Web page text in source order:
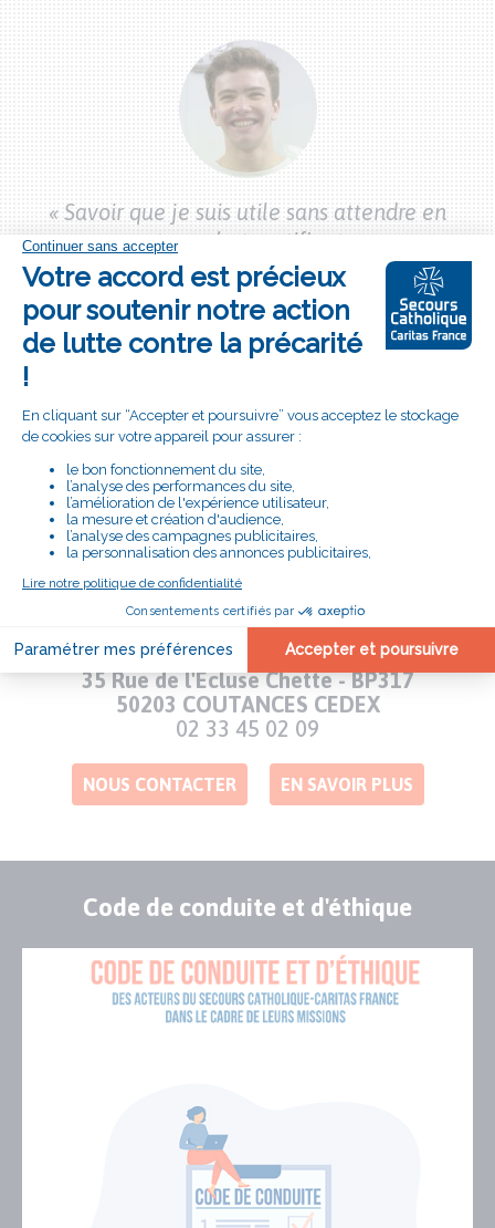
« Savoir que je suis utile sans attendre en
retour, c’est gratifiant »
Nolan, 20 ans,Étudiant et pompier
volontaire
Bouton
"je
m'engage"
S'engager à nos côtés
# LE SECOURS CATHOLIQUE
PRÈS DE CHEZ VOUS
DELEGATION DE LA MANCHE
Adresse35 Rue de l'Ecluse Chette - BP317
50203 COUTANCES CEDEX
téléphone
02 33 45 02 09
NOUS CONTACTER EN SAVOIR PLUS
PublicationCode de conduite et d'éthique